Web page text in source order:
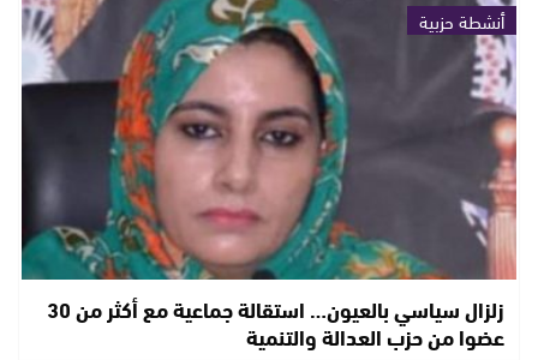
أنشطة حزبية
زلزال سياسي بالعيون… استقالة جماعية مع أكثر من 30
عضوا من حزب العدالة والتنمية